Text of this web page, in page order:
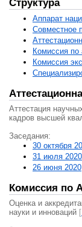
Структура
Аппарат
Совместное
Комиссия по
Комиссия
Аттестация
кадров высшей
Заседания:
30 октября
31 июля 2020
26 июня 2020
Комиссия по
Оценка и
науки и инноваций [